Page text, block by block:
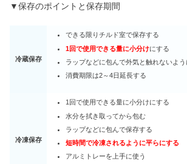
▼保存のポイントと保存期間
冷蔵保存
できる限りチルド室で保存する
1回で使用できる量に小分けにする
ラップなどに包んで外気と触れないよ
消費期限は2～4日延長する
冷凍保存
1回で使用できる量に小分けにする
水分を拭き取ってから包む
ラップなどに包んで保存する
短時間で冷凍されるように平らにする
アルミトレーを上手に使う